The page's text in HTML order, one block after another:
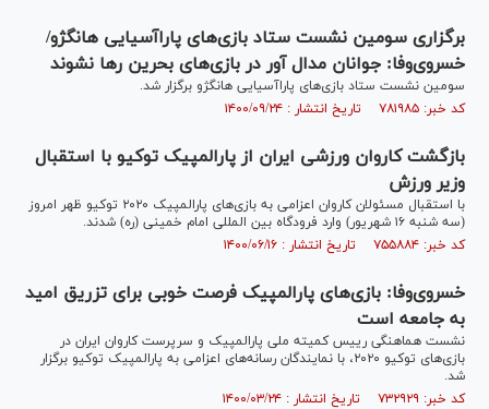
برگزاری سومین نشست ستاد بازی‌های پاراآسیایی هانگژو/
خسروی‌وفا: جوانان مدال آور در بازی‌های بحرین رها نشوند
سومین نشست ستاد بازی‌های پاراآسیایی هانگژو برگزار شد.
کد خبر: ۷۸۱۹۸۵ تاریخ انتشار : ۱۴۰۰/۰۹/۲۴
بازگشت کاروان ورزشی ایران از پارالمپیک توکیو با استقبال
وزیر ورزش
با استقبال مسئولان کاروان اعزامی به بازی‌های پارالمپیک ۲۰۲۰ توکیو ظهر امروز
(سه شنبه ۱۶ شهریور) وارد فرودگاه بین المللی امام خمینی (ره) شدند.
کد خبر: ۷۵۵۸۸۴ تاریخ انتشار : ۱۴۰۰/۰۶/۱۶
خسروی‌وفا: بازی‌های پارالمپیک فرصت خوبی برای تزریق امید
به جامعه است
نشست هماهنگی رییس کمیته ملی پارالمپیک و سرپرست کاروان ایران در
بازی‌های توکیو ۲۰۲۰، با نمایندگان رسانه‌های اعزامی به پارالمپیک توکیو برگزار
شد.
کد خبر: ۷۳۲۹۲۹ تاریخ انتشار : ۱۴۰۰/۰۳/۲۴